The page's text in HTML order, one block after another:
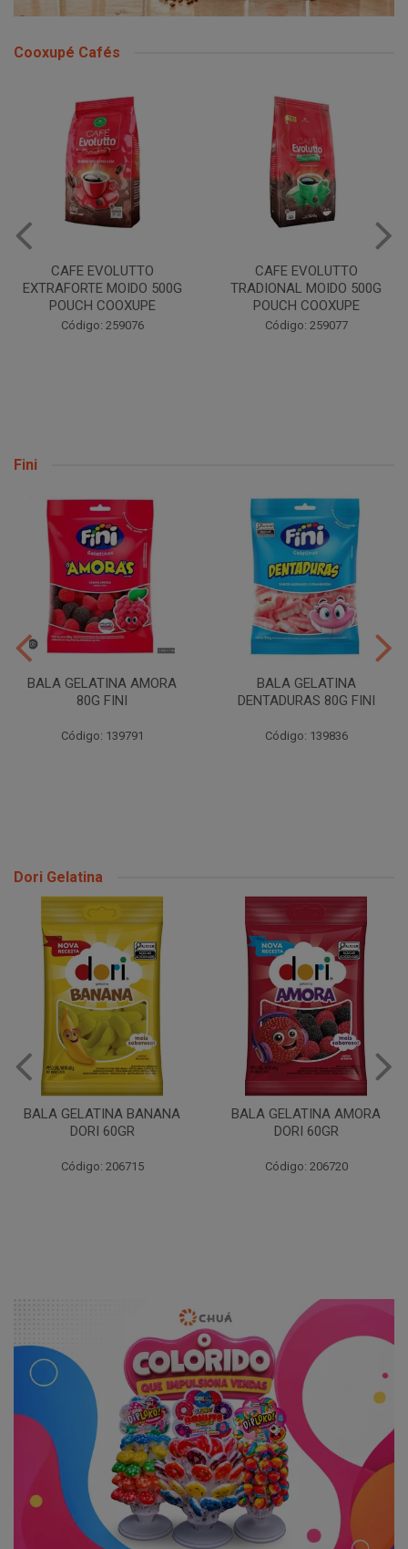
Cooxupé Cafés
CAFE EVOLUTTO
EXTRAFORTE MOIDO 500G
POUCH COOXUPE
Código: 259076
CAFE EVOLUTTO
TRADIONAL MOIDO 500G
POUCH COOXUPE
Código: 259077
Fini
BALA GELATINA AMORA
80G FINI
Código: 139791
BALA GELATINA
DENTADURAS 80G FINI
Código: 139836
Dori Gelatina
BALA GELATINA BANANA
DORI 60GR
Código: 206715
BALA GELATINA AMORA
DORI 60GR
Código: 206720